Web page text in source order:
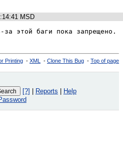
MSD
этой баги пока запрещено.
Printing - XML - Clone This Bug - Top of page
[?] Reports
Help